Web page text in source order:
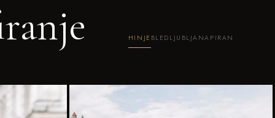
HINJE BLED LJUBLJANA PIRAN